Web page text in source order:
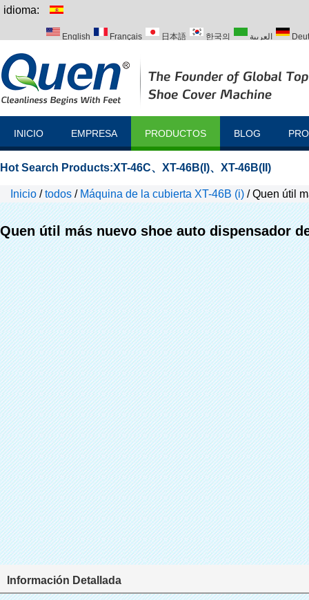
idioma:
English Français 日本語 한국의 العربية
INICIO EMPRESA PRODUCTOS BLOG
Hot Search Products:XT-46C、 XT-46B(I)、 XT-46B(II)
Inicio /todos / Máquina de la cubierta XT-46B (i) /Quen útil
Quen útil más nuevo shoe auto dispensador
Información Detallada